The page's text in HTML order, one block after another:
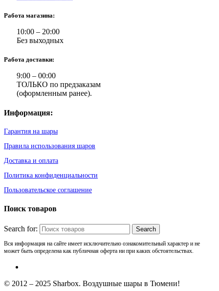
Работа магазина:
10:00 – 20:00
Без выходных
Работа доставки:
9:00 – 00:00
ТОЛЬКО по предзаказам
(оформленным ранее).
Информация:
Гарантия на шары
Правила использования шаров
Доставка и оплата
Политика конфиденциальности
Пользовательское соглашение
Поиск товаров
Search for:
Вся информация на сайте имеет исключительно ознакомительный характер и не
может быть определена как публичная оферта ни при каких обстоятельствах.
© 2012 – 2025 Sharbox. Воздушные шары в Тюмени!